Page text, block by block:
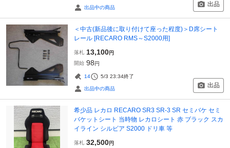
出品中の商品 出品
＜中古(新品後に取り付けて座った程度)＞D席シート
レール [RECARO RMS～S2000用]
落札 13,100円
開始 98円
14 5/3 23:34終了
出品中の商品 出品
希少品 レカロ RECARO SR3 SR-3 SR セミバケ セミ
バケットシート 当時物 レカロシート 赤 ブラック スカ
イライン シルビア S2000 ドリ車 等
落札 32,500円